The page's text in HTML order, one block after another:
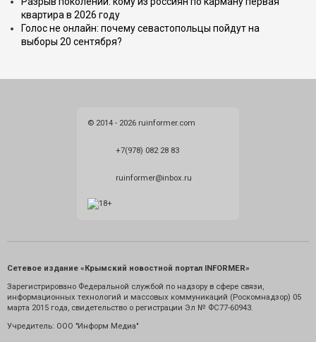
квартира в 2026 году
Голос не онлайн: почему севастопольцы пойдут на
выборы 20 сентября?
© 2014 - 2026 ruinformer.com
+7(978) 082 28 83
ruinformer@inbox.ru
Сетевое издание «Крымский новостной портал INFORMER»
Зарегистрировано Федеральной службой по надзору в сфере связи,
информационных технологий и массовых коммуникаций (Роскомнадзор) 05
марта 2015 года, свидетельство о регистрации Эл № ФС77-60943.
Учредитель: ООО "Информ Медиа"